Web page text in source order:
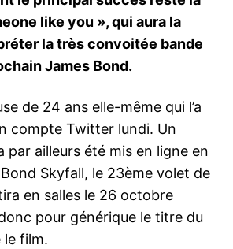
like you », qui aura la
la très convoitée bande
James Bond.
de 24 ans elle-même qui l’a
compte Twitter lundi. Un
par ailleurs été mis en ligne en
Skyfall, le 23ème volet de
en salles le 26 octobre
pour générique le titre du
le film.